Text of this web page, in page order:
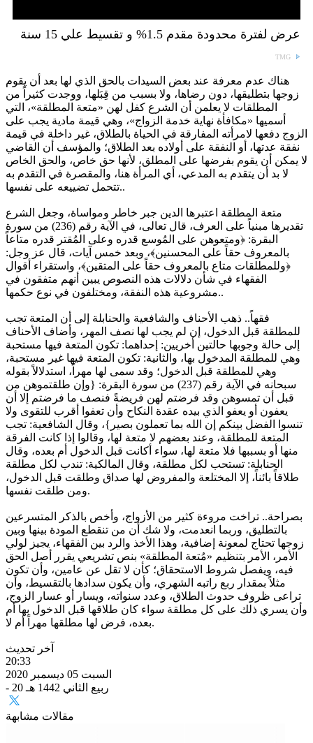
عرض لفترة محدودة مقدم 1.5% و تقسيط علي 15 سنة
TMG
هناك عدم معرفة عند بعض السيدات بالحق الذي لها بعد أن يقوم
زوجها بتطليقها، دون رضاها، ولا بسبب من قِبَلها، ووجدت كثيراً من
المطلقات لا يعلمن أن الشرع كفل لهن «متعة المطلقة»، التي
أسميها «مكافأة نهاية خدمة الزواج»، وهي قيمة مادية يجب على
الزوج دفعها لامرأته المفارقة في الحياة بالطلاق، غير داخلة في قيمة
نفقة عدتها، أو النفقة على أولاده بعد الطلاق؛ والمؤسف أن القاضي
لا يمكن أن يقوم بفرضها على المطلق، لأنها حق خاص، والحق الخاص
لا بد أن يتقدم به المدعي، أي المرأة هنا، والمقصرة في التقدم به
تتحمل تضييعه على نفسها..
متعة المطلقة اعتبرها الدين جبر خاطر ومواساة، وجعل الشرع
تقديرها مبنياً على العرف، قال تعالى، في الآية رقم (236) من سورة
البقرة: ﴿ومتعوهن على المُوسع قدره وعلى المُقتر قدره متاعاً
بالمعروف حقاً على المحسنين﴾، وبعد خمس آيات، قال عز وجل:
﴿وللمطلقات متاع بالمعروف حقاً على المتقين﴾، واستقراء أقوال
الفقهاء في شأن دلالات هذه النصوص يبين أنهم متفقون في
مشروعية هذه النفقة، ومختلفون في نوع حكمها..
فقهاً.. ذهب الأحناف والشافعية والحنابلة إلى أن المتعة تجب
للمطلقة قبل الدخول، إن لم يجب لها نصف المهر، وأضاف الأحناف
إلى حالة وجوبها حالتين أخريين: إحداهما: تكون المتعة فيها مستحبة
وهي للمطلقة المدخول بها، والثانية: تكون المتعة فيها غير مستحبة،
وهي للمطلقة قبل الدخول؛ وقد سمى لها مهراً، استدلالاً بقوله
سبحانه في الآية رقم (237) من سورة البقرة: {وإن طلقتموهن من
قبل أن تمسوهن وقد فرضتم لهن فريضةً فنصف ما فرضتم إلا أن
يعفون أو يعفو الذي بيده عقدة النكاح وأن تعفوا أقرب للتقوى ولا
تنسوا الفضل بينكم إن الله بما تعملون بصير}، وقال الشافعية: تجب
المتعة للمطلقة، وعند بعضهم لا متعة لها، وقالوا إذا كانت الفرقة
منها أو بسببها فلا متعة لها، سواء أكانت قبل الدخول أم بعده، وقال
الحنابلة: تستحب لكل مطلقة، وقال المالكية: تندب لكل مطلقة
طلاقاً بائناً، إلا المختلعة والمفروض لها صداق وطلقت قبل الدخول،
ومن طلقت نفسها.
بصراحة.. تراخت مروءة كثير من الأزواج، وأخص بالذكر المتسرعين
بالتطليق، وربما انعدمت، ولا شك أن من تنقطع المودة بينها وبين
زوجها تحتاج لمعونة إضافية، وهذا الأخذ والرد بين الفقهاء، يجيز لولي
الأمر، الأمر بتنظيم «مُتعة المطلقة» بنص تشريعي يقرر أصل الحق
فيه، ويفصل شروط الاستحقاق؛ كأن لا تقل عن عامين، وأن تكون
مثلاً بمقدار ربع راتبه الشهري، وأن يكون سدادها بالتقسيط، وأن
تراعى ظروف حدوث الطلاق، وعدد سنواته، ويسار أو عسار الزوج،
وأن يسري ذلك على كل مطلقة سواء كان طلاقها قبل الدخول بها أم
بعده، فرض لها مطلقها مهراً أم لا.
آخر تحديث
20:33
السبت 05 ديسمبر 2020
- 20 ربيع الثاني 1442 هـ
مقالات مشابهة